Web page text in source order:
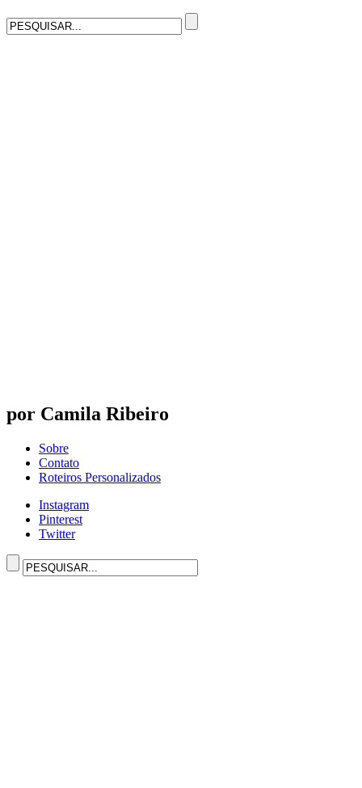
por Camila Ribeiro
Sobre
Contato
Roteiros Personalizados
Instagram
Pinterest
Twitter